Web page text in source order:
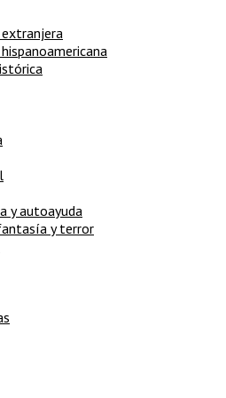
y autoayuda
y terror